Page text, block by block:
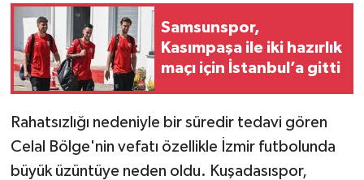
Samsunspor,
Kasımpaşa ile iki hazırlık
maçı için İstanbul’a gitti
Rahatsızlığı nedeniyle bir süredir tedavi gören
Celal Bölge'nin vefatı özellikle İzmir futbolunda
büyük üzüntüye neden oldu. Kuşadasıspor,